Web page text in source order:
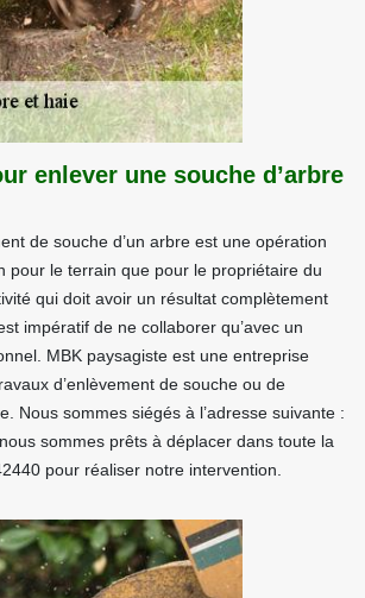
enlever une souche d’arbre
de souche d’un arbre est une opération
pour le terrain que pour le propriétaire du
qui doit avoir un résultat complètement
impératif de ne collaborer qu’avec un
MBK paysagiste est une entreprise
d’enlèvement de souche ou de
Nous sommes siégés à l’adresse suivante :
sommes prêts à déplacer dans toute la
pour réaliser notre intervention.